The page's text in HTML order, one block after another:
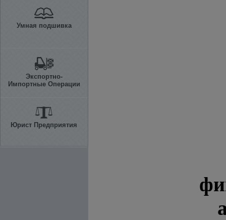
Умная подшивка
Экспортно-
Импортные Операции
Юрист Предприятия